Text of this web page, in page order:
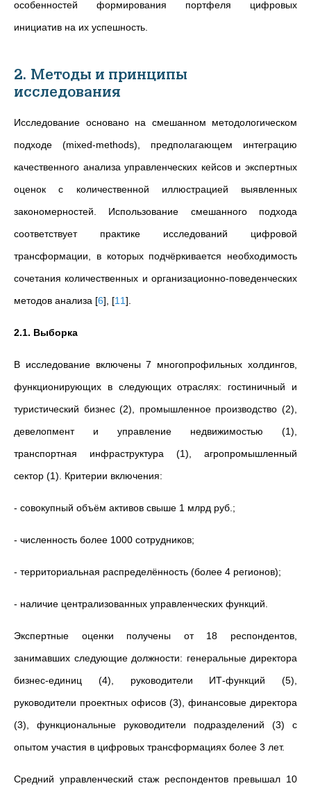
особенностей формирования портфеля цифровых
инициатив на их успешность.
2. Методы и принципы
исследования
Исследование основано на смешанном методологическом
подходе (mixed-methods), предполагающем интеграцию
качественного анализа управленческих кейсов и экспертных
оценок с количественной иллюстрацией выявленных
закономерностей. Использование смешанного подхода
соответствует практике исследований цифровой
трансформации, в которых подчёркивается необходимость
сочетания количественных и организационно-поведенческих
методов анализа [6] [11]
2.1. Выборка
В исследование включены 7 многопрофильных холдингов,
функционирующих в следующих отраслях: гостиничный и
туристический бизнес (2), промышленное производство (2),
девелопмент и управление недвижимостью (1),
транспортная инфраструктура (1), агропромышленный
сектор (1). Критерии включения:
- совокупный объём активов свыше 1 млрд руб.;
- численность более 1000 сотрудников;
- территориальная распределённость (более 4 регионов);
- наличие централизованных управленческих функций.
Экспертные оценки получены от 18 респондентов,
занимавших следующие должности: генеральные директора
бизнес-единиц (4), руководители ИТ-функций (5),
руководители проектных офисов (3), финансовые директора
(3), функциональные руководители подразделений (3) с
опытом участия в цифровых трансформациях более 3 лет.
Средний управленческий стаж респондентов превышал 10